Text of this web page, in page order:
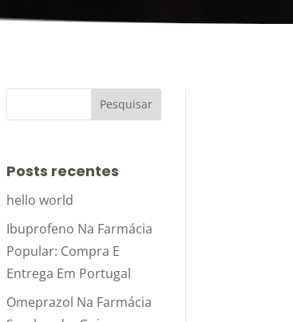
Posts recentes
hello world
Ibuprofeno Na Farmácia
Popular: Compra E
Entrega Em Portugal
Omeprazol Na Farmácia